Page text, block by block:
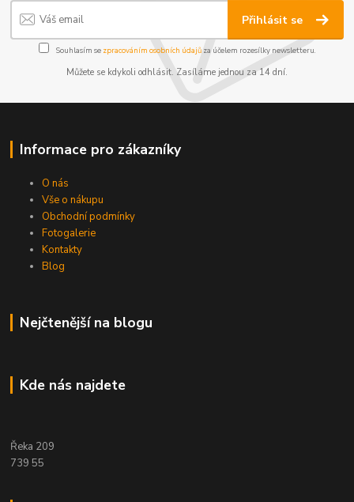
Přihlásit se
Souhlasím se zpracováním osobních údajůza účelem rozesílky newsletteru.
Můžete se kdykoli odhlásit. Zasíláme jednou za 14 dní.
Informace pro zákazníky
O nás
Vše o nákupu
Obchodní podmínky
Fotogalerie
Kontakty
Blog
Nejčtenější na blogu
Kde nás najdete
Řeka 209
739 55